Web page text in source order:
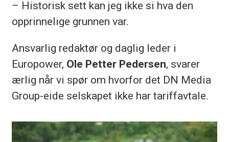
– Historisk sett kan jeg ikke si hva den
opprinnelige grunnen var.
Ansvarlig redaktør og daglig leder i
Europower, Ole Petter Pedersen, svarer
ærlig når vi spør om hvorfor det DN Media
Group-eide selskapet ikke har tariffavtale.